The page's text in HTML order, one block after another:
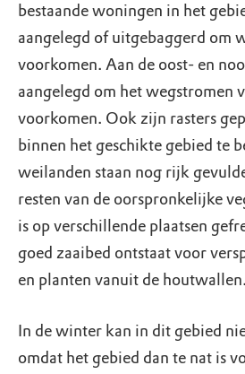
bestaande woningen in het
aangelegd of uitgebaggerd om
voorkomen. Aan de oost- en
aangelegd om het wegstromen
voorkomen. Ook zijn rasters
binnen het geschikte gebied te
weilanden staan nog rijk
resten van de oorspronkelijke
is op verschillende plaatsen
goed zaaibed ontstaat voor
en planten vanuit de houtwallen.
In de winter kan in dit gebied
omdat het gebied dan te nat is